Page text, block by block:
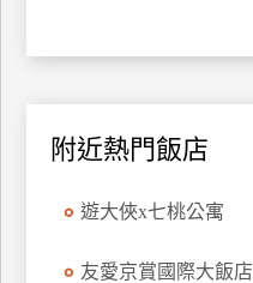
附近熱門飯店
遊大俠x七桃公寓
友愛京賞國際大飯店